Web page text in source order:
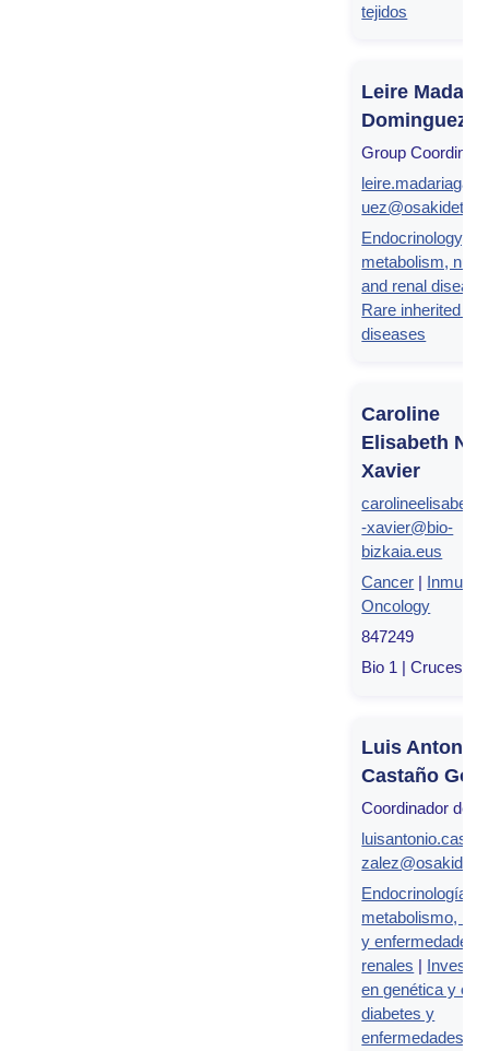
tejidos
Leire
Dominguez
Group
Endocrinology,
metabolism,
and renal
Rare inherited
diseases
Caroline
Elisabeth
Xavier
-xavier@bio-
bizkaia.eus
Cancer | Inmuno-
Oncology
847249
Bio 1 | Cruces,
Luis Antonio
Castaño
Coordinador del
Endocrinología,
metabolismo,
y enfermedades
renales |
en genética y
diabetes y
enfermedades